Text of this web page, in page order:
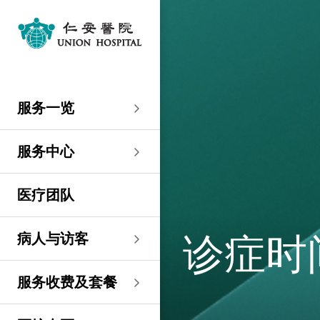
服务一览
服务一览
急症及门诊
专科服务
专科服务
妇产科／生殖医学
妇产科／生殖医学
妇产科
生殖医学科
外科
外科
乳房健康
泌尿外科
心胸肺外科
整形外科
骨科
内科
肠胃肝脏科
呼吸系统科
内分泌及糖尿科
肾科
肿瘤科
儿科
小儿外科及小儿泌尿科
过敏专科服务
其他医疗服务
其他医疗服务
健康检查
疫苗注射
物理治疗
言语治疗
服务中心
服务中心
大围仁安医院
仁安微创中心
儿科/婴儿健康中心
乳房保健及治疗中心
仁安内视镜及日间手
术中心
尖沙咀 H Zentre
尖沙咀 H Zentre
仁安肿瘤中心
仁安医疗造影体检中
心
尖沙咀美丽华广场
尖沙咀美丽华广场
仁安植发中心
仁安医院分科诊所 (尖
沙咀)
仁安医院分科诊所 (尖
仁安医院分科诊所 (尖
沙咀) 内视镜及日间治
疗中心
分科诊所
分科诊所
沙咀)
仁安医院分科诊所 (将
军澳)
仁安医院分科诊所
仁安医院分科诊所
仁安医院分科诊所
(荃湾)
医疗团队
病人与访客
病人与访客
入院准备
留院指南
部门服务时间
恶劣天气安排
病人权益
病人权益
病人与家庭委员会
意见回馈
健康资讯
健康资讯
小册子
服务收费及套餐
服务收费及套餐
医疗券计划
医护专区
费用预算
费用预算
度的先导计划
住院及手术费用预计表
服务费用预算
休假通知只适用于V-
CODE医生
护士训练学校
护士网上培训系统
(CNE)
关于仁安
仁安概览
纪念日志
医学研究
认证及奖项
仁心仁术慈善计划
资讯中心
资讯中心
新闻稿
专栏文章
小册子
感染控制
职位空缺
联络我们
位置及交通
意见回馈
其他查询
诊症时